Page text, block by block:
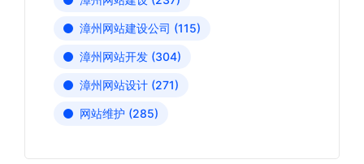
漳州网站建设公司 (115)
漳州网站开发 (304)
漳州网站设计 (271)
网站维护 (285)